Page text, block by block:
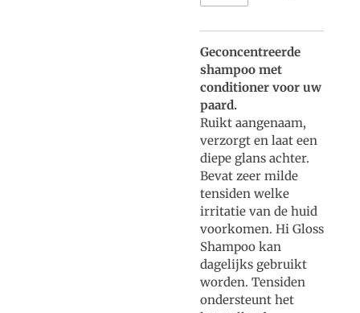
Geconcentreerde
shampoo met
conditioner voor uw
paard.
Ruikt aangenaam,
verzorgt en laat een
diepe glans achter.
Bevat zeer milde
tensiden welke
irritatie van de huid
voorkomen. Hi Gloss
Shampoo kan
dagelijks gebruikt
worden. Tensiden
ondersteunt het